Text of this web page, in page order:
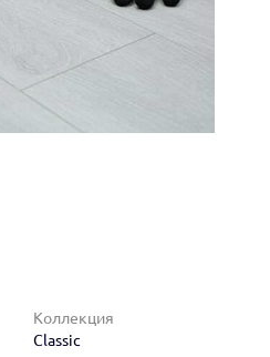
Коллекция
Classic